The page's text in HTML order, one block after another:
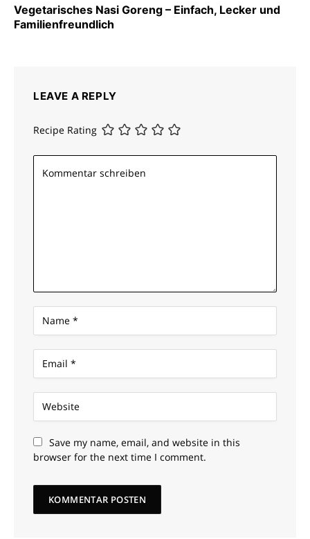
Vegetarisches Nasi Goreng – Einfach, Lecker und
Familienfreundlich
LEAVE A REPLY
Recipe Rating
Save my name, email, and website in this
browser for the next time I comment.